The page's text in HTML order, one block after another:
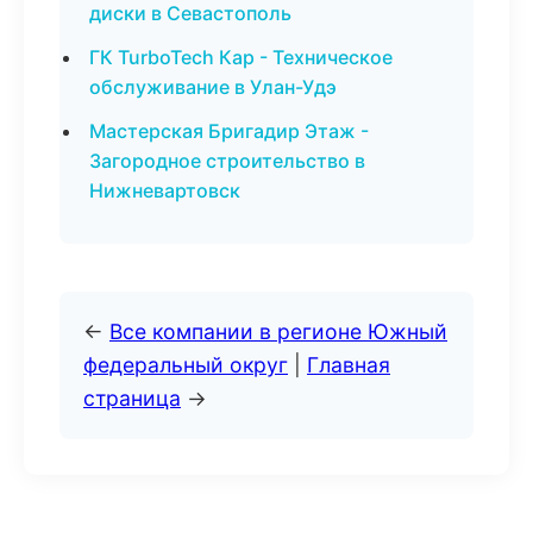
диски в Севастополь
ГК TurboTech Кар - Техническое
обслуживание в Улан-Удэ
Мастерская Бригадир Этаж -
Загородное строительство в
Нижневартовск
← Все компании в регионе Южный
федеральный округ
Главная
страница →